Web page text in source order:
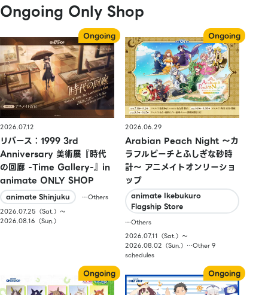
Ongoing Only Shop
2026.07.12
リバース：1999 3rd
Anniversary 美術展『時代
の回廊 -Time Gallery-』in
animate ONLY SHOP
animate Shinjuku
…Others
2026.07.25（Sat.）〜
2026.08.16（Sun.）
2026.06.29
Arabian Peach Night 〜カ
ラフルピーチとふしぎな砂時
計〜 アニメイトオンリーショ
ップ
animate Ikebukuro
Flagship Store
…Others
2026.07.11（Sat.）〜
2026.08.02（Sun.）…Other 9
schedules